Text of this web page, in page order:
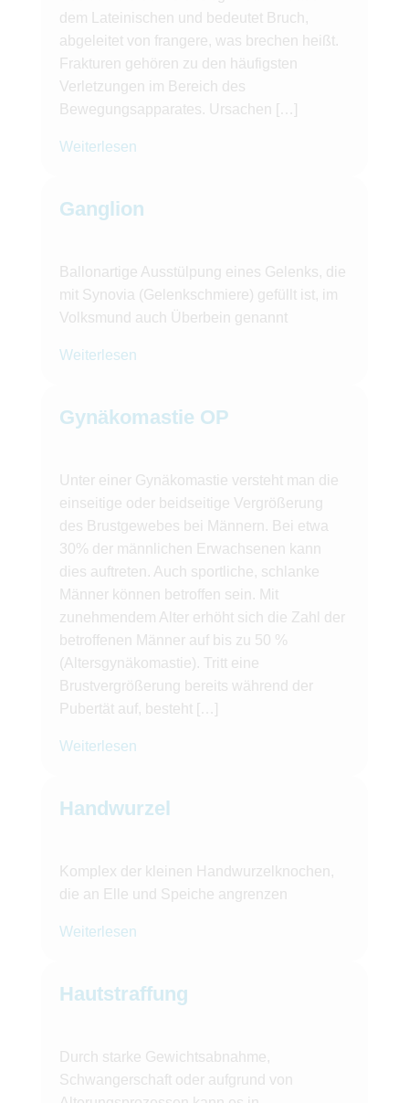
dem Lateinischen und bedeutet Bruch,
abgeleitet von frangere, was brechen heißt.
Frakturen gehören zu den häufigsten
Verletzungen im Bereich des
Bewegungsapparates. Ursachen […]
Weiterlesen
Ganglion
Ballonartige Ausstülpung eines Gelenks, die
mit Synovia (Gelenkschmiere) gefüllt ist, im
Volksmund auch Überbein genannt
Weiterlesen
Gynäkomastie OP
Unter einer Gynäkomastie versteht man die
einseitige oder beidseitige Vergrößerung
des Brustgewebes bei Männern. Bei etwa
30% der männlichen Erwachsenen kann
dies auftreten. Auch sportliche, schlanke
Männer können betroffen sein. Mit
zunehmendem Alter erhöht sich die Zahl der
betroffenen Männer auf bis zu 50 %
(Altersgynäkomastie). Tritt eine
Brustvergrößerung bereits während der
Pubertät auf, besteht […]
Weiterlesen
Handwurzel
Komplex der kleinen Handwurzelknochen,
die an Elle und Speiche angrenzen
Weiterlesen
Hautstraffung
Durch starke Gewichtsabnahme,
Schwangerschaft oder aufgrund von